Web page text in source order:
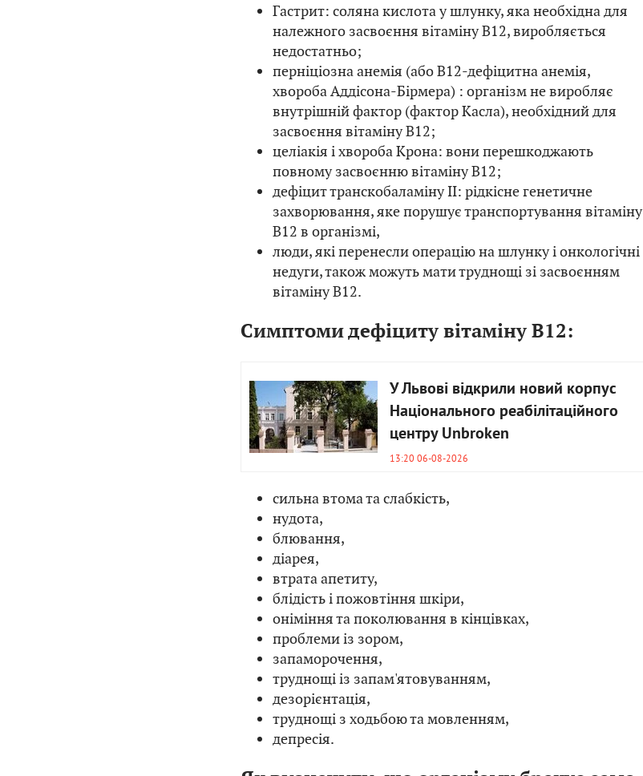
Гастрит: соляна кислота у шлунку, яка необхідна для
належного засвоєння вітаміну B12, виробляється
недостатньо;
перніціозна анемія (або В12-дефіцитна анемія,
хвороба Аддісона-Бірмера) : організм не виробляє
внутрішній фактор (фактор Касла), необхідний для
засвоєння вітаміну В12;
целіакія і хвороба Крона: вони перешкоджають
повному засвоєнню вітаміну B12;
дефіцит транскобаламіну II: рідкісне генетичне
захворювання, яке порушує транспортування вітаміну
B12 в організмі,
люди, які перенесли операцію на шлунку і онкологічні
недуги, також можуть мати труднощі зі засвоєнням
вітаміну В12.
Симптоми дефіциту вітаміну В12:
У Львові відкрили новий корпус
Національного реабілітаційного
центру Unbroken
13:20 06-08-2026
сильна втома та слабкість,
нудота,
блювання,
діарея,
втрата апетиту,
блідість і пожовтіння шкіри,
оніміння та поколювання в кінцівках,
проблеми із зором,
запаморочення,
труднощі із запам'ятовуванням,
дезорієнтація,
труднощі з ходьбою та мовленням,
депресія.